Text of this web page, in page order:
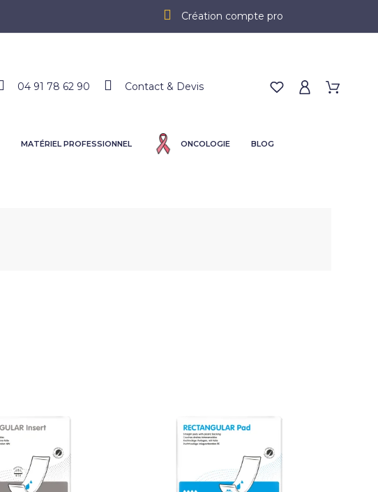
Création compte pro
04 91 78 62 90 Contact & Devis
MATÉRIEL PROFESSIONNEL ONCOLOGIE BLOG